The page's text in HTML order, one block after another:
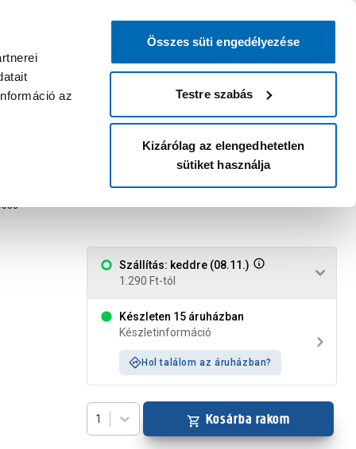
az
Összes süti engedélyezése
Testre szabás
Kizárólag az elengedhetetlen
sütiket használja
bejelentkezni?
Belépés Listáim
Áruházak és szolgáltatások
Szállítás: keddre (08.11.)
1.290 Ft-tól
Készleten 15 áruházban
Készletinformáció
Hol találom az áruházban?
1 Kosárba rakom